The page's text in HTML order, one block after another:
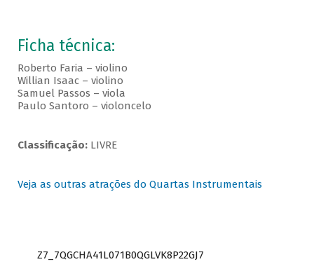
Ficha técnica:
Roberto Faria – violino
Willian Isaac – violino
Samuel Passos – viola
Paulo Santoro – violoncelo
Classificação:LIVRE
Veja as outras atrações do Quartas Instrumentais
Z7_7QGCHA41L071B0QGLVK8P22GJ7